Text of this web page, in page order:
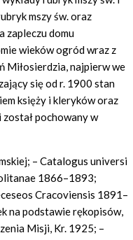
mszy św. oraz
zapleczu domu
wieków ogród wraz z
Miłosierdzia, najpierw we
się od r. 1900 stan
księży i kleryków oraz
pochowany w
– Catalogus universi
1866–1893;
Cracoviensis 1891–
na podstawie rękopisów,
Misji, Kr. 1925; –